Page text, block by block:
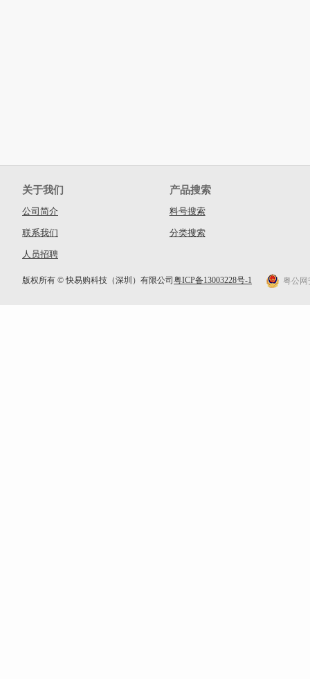
关于我们
公司简介
联系我们
人员招聘
产品搜索
料号搜索
分类搜索
版权所有 © 快易购科技（深圳）有限公司 粤ICP备13003228号-1 粤公网